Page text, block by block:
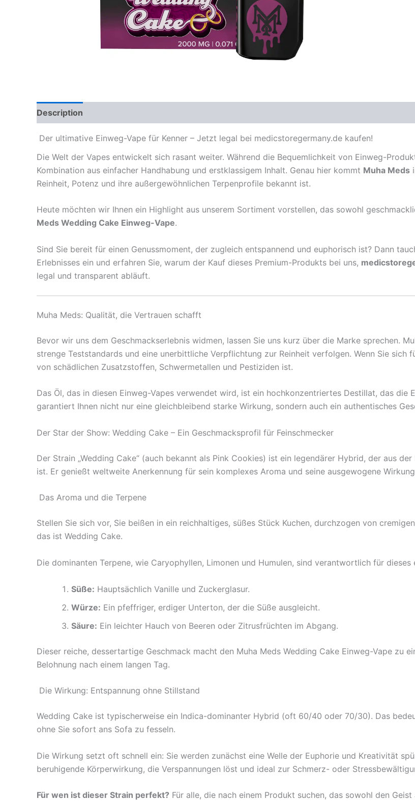
Description
Der ultimative Einweg-Vape für Kenner – Jetzt legal bei medicstoregermany.de kaufen!
Die Welt der Vapes entwickelt sich rasant weiter. Während die Bequemlichkeit von Einweg-
Kombination aus einfacher Handhabung und erstklassigem Inhalt. Genau hier kommt Muha Meds
Reinheit, Potenz und ihre außergewöhnlichen Terpenprofile bekannt ist.
Heute möchten wir Ihnen ein Highlight aus unserem Sortiment vorstellen, das sowohl
Meds Wedding Cake Einweg-Vape.
Sind Sie bereit für einen Genussmoment, der zugleich entspannend und euphorisch ist? Dann
Erlebnisses ein und erfahren Sie, warum der Kauf dieses Premium-Produkts bei uns,
legal und transparent abläuft.
Muha Meds: Qualität, die Vertrauen schafft
Bevor wir uns dem Geschmackserlebnis widmen, lassen Sie uns kurz über die Marke sprechen.
strenge Teststandards und eine unerbittliche Verpflichtung zur Reinheit verfolgen. Wenn Sie sich
von schädlichen Zusatzstoffen, Schwermetallen und Pestiziden ist.
Das Öl, das in diesen Einweg-Vapes verwendet wird, ist ein hochkonzentriertes Destillat, das die
garantiert Ihnen nicht nur eine gleichbleibend starke Wirkung, sondern auch ein authentisches
Der Star der Show: Wedding Cake – Ein Geschmacksprofil für Feinschmecker
Der Strain „Wedding Cake“ (auch bekannt als Pink Cookies) ist ein legendärer Hybrid, der aus
ist. Er genießt weltweite Anerkennung für sein komplexes Aroma und seine ausgewogene
Das Aroma und die Terpene
Stellen Sie sich vor, Sie beißen in ein reichhaltiges, süßes Stück Kuchen, durchzogen von
das ist Wedding Cake.
Die dominanten Terpene, wie Caryophyllen, Limonen und Humulen, sind verantwortlich für
Süße: Hauptsächlich Vanille und Zuckerglasur.
Würze: Ein pfeffriger, erdiger Unterton, der die Süße ausgleicht.
Säure: Ein leichter Hauch von Beeren oder Zitrusfrüchten im Abgang.
Dieser reiche, dessertartige Geschmack macht den Muha Meds Wedding Cake Einweg-Vape zu
Belohnung nach einem langen Tag.
Die Wirkung: Entspannung ohne Stillstand
Wedding Cake ist typischerweise ein Indica-dominanter Hybrid (oft 60/40 oder 70/30). Das
ohne Sie sofort ans Sofa zu fesseln.
Die Wirkung setzt oft schnell ein: Sie werden zunächst eine Welle der Euphorie und Kreativität
beruhigende Körperwirkung, die Verspannungen löst und ideal zur Schmerz- oder
Für wen ist dieser Strain perfekt? Für alle, die nach einem Produkt suchen, das sowohl den